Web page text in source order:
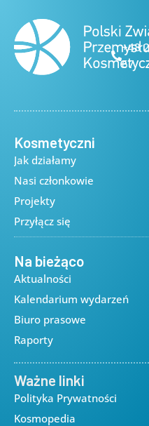
+48
67
Kosmetyczni
Jak działamy
Nasi członkowie
Projekty
Przyłącz się
Na bieżąco
Aktualności
Kalendarium wydarzeń
Biuro prasowe
Raporty
Ważne linki
Polityka Prywatności
Kosmopedia